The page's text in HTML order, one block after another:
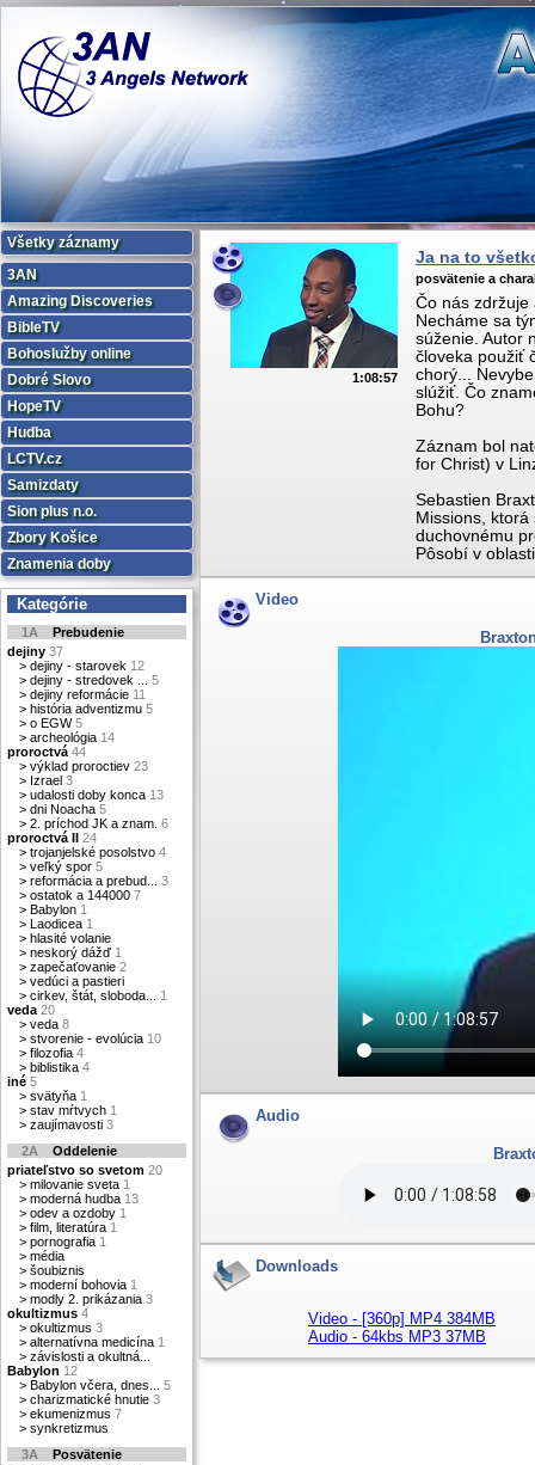
Všetky záznamy
3AN
Amazing Discoveries
BibleTV
Bohoslužby online
Dobré Slovo
HopeTV
Hudba
LCTV.cz
Samizdaty
Sion plus n.o.
Zbory Košice
Znamenia doby
Kategórie
1A Prebudenie
dejiny 37
> dejiny - starovek 12
> dejiny - stredovek ...
5
> dejiny reformácie 11
> história adventizmu 5
> o EGW 5
> archeológia 14
proroctvá 44
> výklad proroctiev 23
> Izrael 3
> udalosti doby konca 13
> dni Noacha 5
> 2. príchod JK a znam. 6
proroctvá II 24
> trojanjelské posolstvo 4
> veľký spor 5
> reformácia a prebud...
3
> ostatok a 144000 7
> Babylon 1
> Laodicea 1
> hlasité volanie
> neskorý dážď 1
> zapečaťovanie 2
> vedúci a pastieri
> cirkev, štát, sloboda...
1
veda 20
> veda 8
> stvorenie - evolúcia 10
> filozofia 4
> biblistika 4
iné 5
> svätyňa 1
> stav mŕtvych 1
> zaujímavosti 3
2A Oddelenie
priateľstvo so svetom 20
> milovanie sveta 1
> moderná hudba 13
> odev a ozdoby 1
> film, literatúra 1
> pornografia 1
> média
> šoubiznis
> moderní bohovia 1
> modly 2. prikázania 3
okultizmus 4
> okultizmus 3
> alternatívna medicína 1
> závislosti a okultná...
Babylon 12
> Babylon včera, dnes...
5
> charizmatické hnutie 3
> ekumenizmus 7
> synkretizmus
3A Posvätenie
1:08:57
Ja na to
posvätenie a
Čo nás zdržuje
Necháme sa
súženie. Autor
človeka použiť
chorý...
slúžiť. Čo
Bohu?
Záznam bol
for Christ) v
Sebastien
Missions,
duchovnému
Pôsobí v
Video
Audio
Downloads
Video - [360p] MP4 384MB
Audio - 64kbs MP3 37MB